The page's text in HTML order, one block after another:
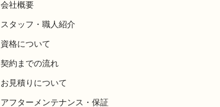
会社概要
スタッフ・職人紹介
資格について
契約までの流れ
お見積りについて
アフターメンテナンス・保証